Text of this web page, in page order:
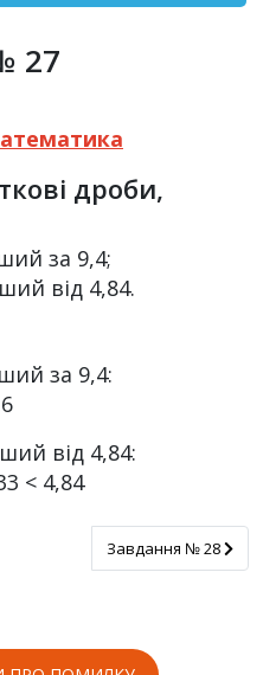
27
дроби,
за 9,4;
від 4,84.
за 9,4:
від 4,84:
< 4,84
Завдання № 28
Завдання № 28